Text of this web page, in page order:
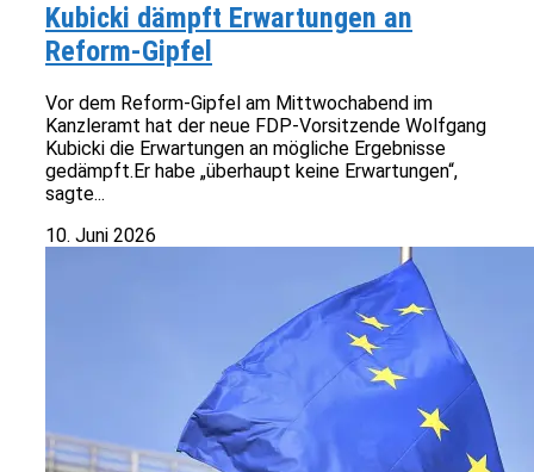
Kubicki dämpft Erwartungen an
Reform-Gipfel
Vor dem Reform-Gipfel am Mittwochabend im
Kanzleramt hat der neue FDP-Vorsitzende Wolfgang
Kubicki die Erwartungen an mögliche Ergebnisse
gedämpft.Er habe „überhaupt keine Erwartungen“,
sagte...
10. Juni 2026